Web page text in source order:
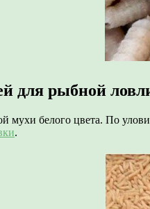
для рыбной
белого цвета. По
.